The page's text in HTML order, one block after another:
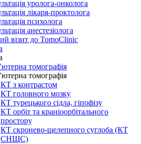
уролога-онколога
лікаря-проктолога
психолога
анестезіолога
візит до TomoClinic
томографія
томографія
КТ з контрастом
КТ головного мозку
КТ турецького сідла, гіпофізу
КТ орбіт та краніоорбітального
простору
КТ скронево-щелепного суглоба (КТ
СНЩС)